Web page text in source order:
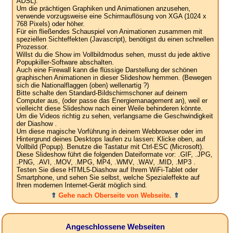
Um die prächtigen Graphiken und Animationen anzusehen,
verwende vorzugsweise eine Schirmauflösung von XGA (1024 x
768 Pixels) oder höher.
Für ein fließendes Schauspiel von Animationen zusammen mit
speziellen Sichteffekten (Javascript), benötigst du einen schnellen
Prozessor.
Willst du die Show im Vollbildmodus sehen, musst du jede aktive
Popupkiller-Software abschalten.
Auch eine Firewall kann die flüssige Darstellung der schönen
graphischen Animationen in dieser Slideshow hemmen. (Bewegen
sich die Nationalflaggen (oben) wellenartig ?)
Bitte schalte den Standard-Bildschirmschoner auf deinem
Computer aus, (oder passe das Energiemanagement an), weil er
vielleicht diese Slideshow nach einer Weile behinderen könnte.
Um die Videos richtig zu sehen, verlangsame die Geschwindigkeit
der Diashow .
Um diese magische Vorführung in deinem Webbrowser oder im
Hintergrund deines Desktops laufen zu lassen: Klicke oben, auf
Vollbild (Popup). Benutze die Tastatur mit Ctrl-ESC (Microsoft).
Diese Slideshow führt die folgenden Dateiformate vor: .GIF, .JPG,
.PNG, .AVI, .MOV, .MPG, MP4, .WMV, .WAV, .MID, .MP3 .
Testen Sie diese HTML5-Diashow auf Ihrem WiFi-Tablet oder
Smartphone, und sehen Sie selbst, welche Spezialeffekte auf
Ihren modernen Internet-Gerät möglich sind.
⇑ Gehe nach Oberseite von Webseite. ⇑
Angeschlossene Webseiten